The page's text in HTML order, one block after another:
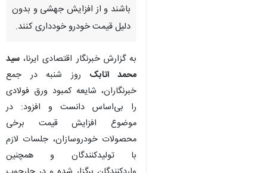
باشند و از افزایش جهشی و بدون
دلیل قیمت خودرو خودداری کنند.
به گزارش خبرنگار اقتصادی ایرنا، سید
محمد اتابک روز شنبه در جمع
خبرنگاران، شایعه کمبود ورق فولادی
را بی‌اساس دانست و افزود: در
موضوع افزایش قیمت برخی
محصولات خودروسازان، جلسات لازم
با تولیدکنندگان و همچنین